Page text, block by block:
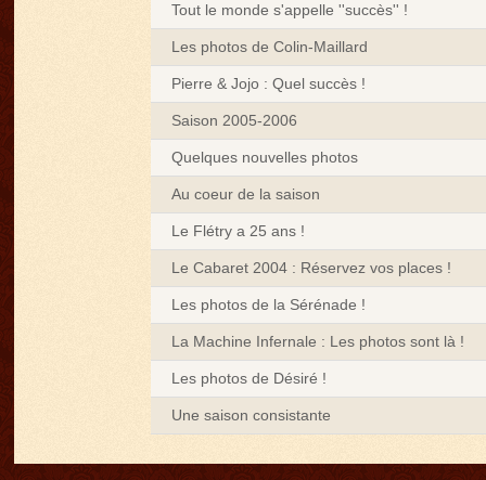
Tout le monde s'appelle ''succès'' !
Les photos de Colin-Maillard
Pierre & Jojo : Quel succès !
Saison 2005-2006
Quelques nouvelles photos
Au coeur de la saison
Le Flétry a 25 ans !
Le Cabaret 2004 : Réservez vos places !
Les photos de la Sérénade !
La Machine Infernale : Les photos sont là !
Les photos de Désiré !
Une saison consistante